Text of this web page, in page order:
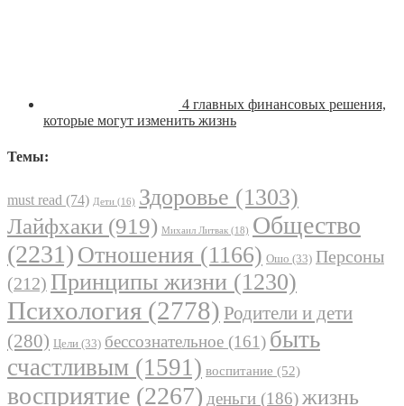
4 главных финансовых решения,
которые могут изменить жизнь
Темы:
must read (74) Дети (16) Здоровье (1303)
Лайфхаки (919) Михаил Литвак (18) Общество
(2231) Отношения (1166) Ошо (33) Персоны
(212) Принципы жизни (1230)
Психология (2778) Родители и дети
(280) Цели (33) бессознательное (161) быть
счастливым (1591) воспитание (52)
восприятие (2267) деньги (186)жизнь